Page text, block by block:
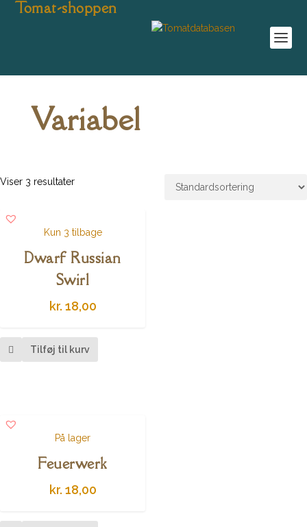
Tomat-shoppen
Variabel
Viser 3 resultater
Kun 3 tilbage
Dwarf Russian
Swirl
kr. 18,00
Tilføj til kurv
På lager
Feuerwerk
kr. 18,00